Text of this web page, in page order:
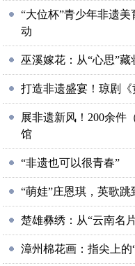
“大位杯”青少年非遗
动
巫溪嫁花：从“心思”藏
打造非遗盛宴！琼剧
展非遗新风！200余件
馆
“非遗也可以很青春”
“萌娃”庄恩琪，英歌跳
楚雄彝绣：从“云南名
漳州棉花画：指尖上的